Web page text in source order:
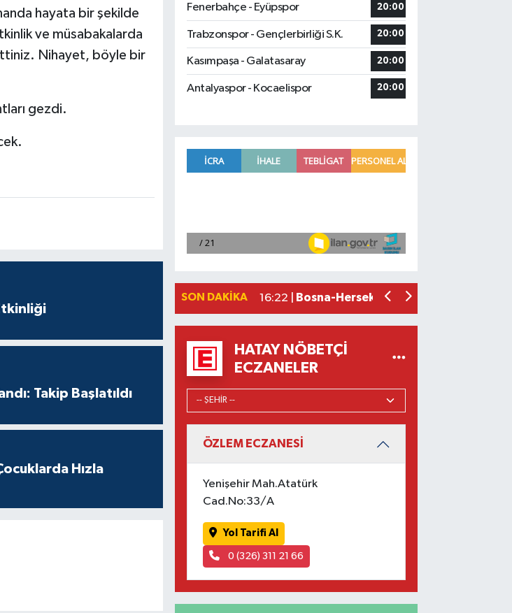
hayata bir şekilde
ve müsabakalarda
Nihayet, böyle bir
gezdi.
Takip Başlatıldı
Hızla
Fenerbahçe - Eyüpspor 20:00
Trabzonspor - Gençlerbirliği S.K. 20:00
Kasımpaşa - Galatasaray 20:00
Antalyaspor - Kocaelispor 20:00
SON DAKIKA
Adana'da ani kalp durmalarına karşı
16:22 |
Bosna-Hersek'ten yola çıkan 'Filistin
HATAY NÖBETÇI
ECZANELER
ÖZLEM ECZANESİ
Yenişehir Mah.Atatürk
Cad.No:33/A
Yol Tarifi Al
0 (326) 311 21 66